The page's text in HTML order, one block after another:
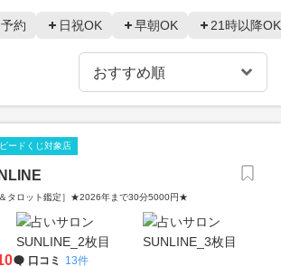
約 日祝OK 早朝OK 21時以降OK
ードくじ対象店
タロット鑑定］★2026年まで30分5000円★
口コミ 13件